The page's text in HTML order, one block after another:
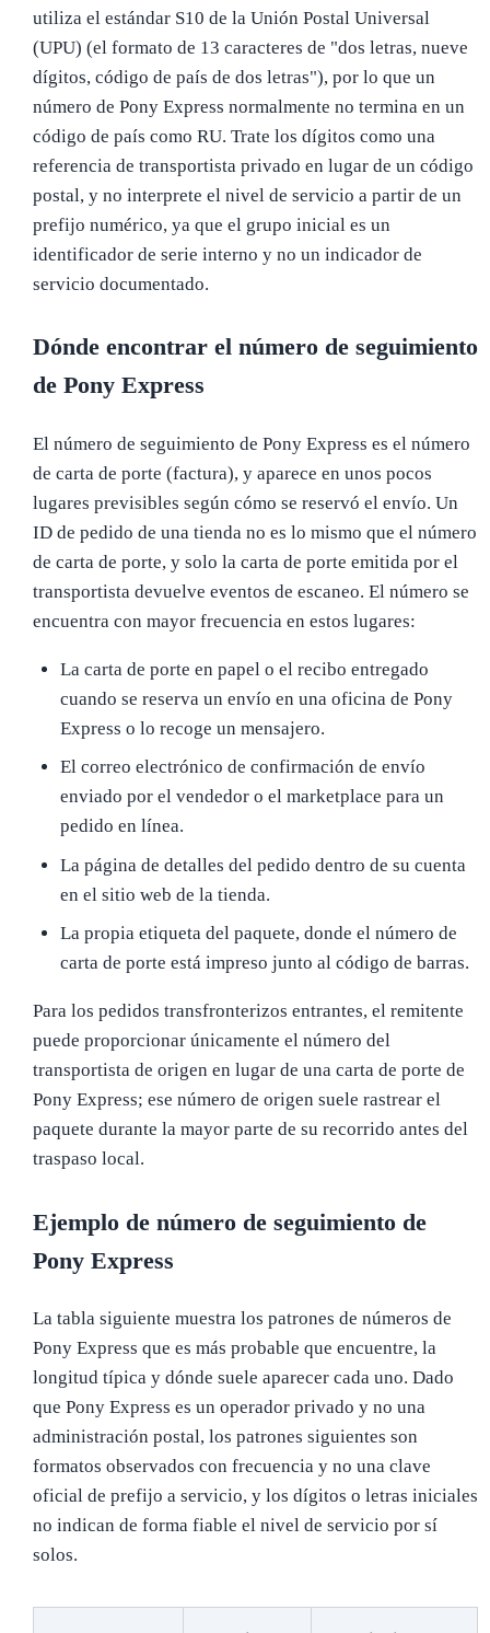
utiliza el estándar S10 de la Unión Postal Universal
(UPU) (el formato de 13 caracteres de "dos letras, nueve
dígitos, código de país de dos letras"), por lo que un
número de Pony Express normalmente no termina en un
código de país como RU. Trate los dígitos como una
referencia de transportista privado en lugar de un código
postal, y no interprete el nivel de servicio a partir de un
prefijo numérico, ya que el grupo inicial es un
identificador de serie interno y no un indicador de
servicio documentado.
Dónde encontrar el número de seguimiento
de Pony Express
El número de seguimiento de Pony Express es el número
de carta de porte (factura), y aparece en unos pocos
lugares previsibles según cómo se reservó el envío. Un
ID de pedido de una tienda no es lo mismo que el número
de carta de porte, y solo la carta de porte emitida por el
transportista devuelve eventos de escaneo. El número se
encuentra con mayor frecuencia en estos lugares:
La carta de porte en papel o el recibo entregado
cuando se reserva un envío en una oficina de Pony
Express o lo recoge un mensajero.
El correo electrónico de confirmación de envío
enviado por el vendedor o el marketplace para un
pedido en línea.
La página de detalles del pedido dentro de su cuenta
en el sitio web de la tienda.
La propia etiqueta del paquete, donde el número de
carta de porte está impreso junto al código de barras.
Para los pedidos transfronterizos entrantes, el remitente
puede proporcionar únicamente el número del
transportista de origen en lugar de una carta de porte de
Pony Express; ese número de origen suele rastrear el
paquete durante la mayor parte de su recorrido antes del
traspaso local.
Ejemplo de número de seguimiento de
Pony Express
La tabla siguiente muestra los patrones de números de
Pony Express que es más probable que encuentre, la
longitud típica y dónde suele aparecer cada uno. Dado
que Pony Express es un operador privado y no una
administración postal, los patrones siguientes son
formatos observados con frecuencia y no una clave
oficial de prefijo a servicio, y los dígitos o letras iniciales
no indican de forma fiable el nivel de servicio por sí
solos.